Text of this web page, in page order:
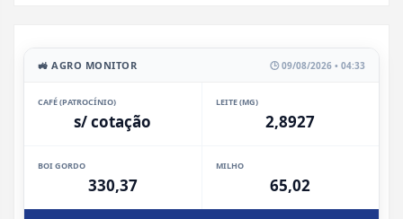
🚜 AGRO MONITOR 🕒 09/08/2026 • 04:33
CAFÉ (PATROCÍNIO)
s/ cotação
LEITE (MG)
2,8927
BOI GORDO
330,37
MILHO
65,02